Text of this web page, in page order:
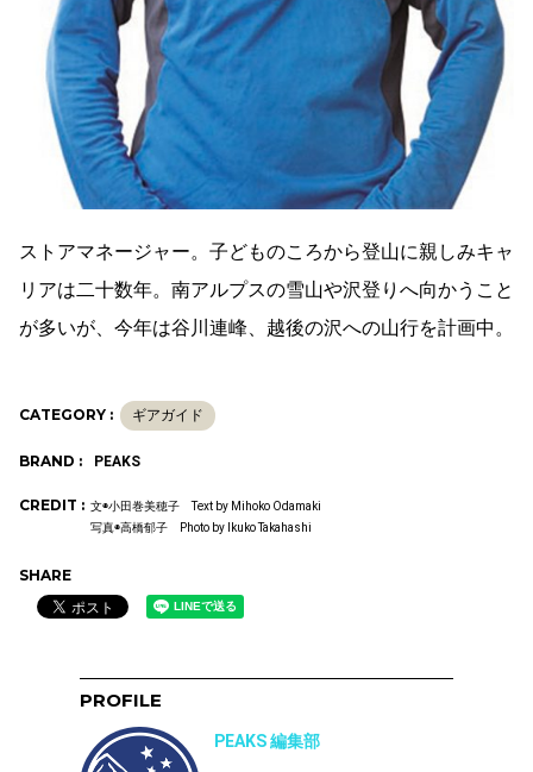
ストアマネージャー。子どものころから登山に親しみキャ
リアは二十数年。南アルプスの雪山や沢登りへ向かうこと
が多いが、今年は谷川連峰、越後の沢への山行を計画中。
CATEGORY : ギアガイド
BRAND : PEAKS
CREDIT : 文◉小田巻美穂子 Text by Mihoko Odamaki
写真◉高橋郁子 Photo by Ikuko Takahashi
SHARE
PROFILE
PEAKS 編集部